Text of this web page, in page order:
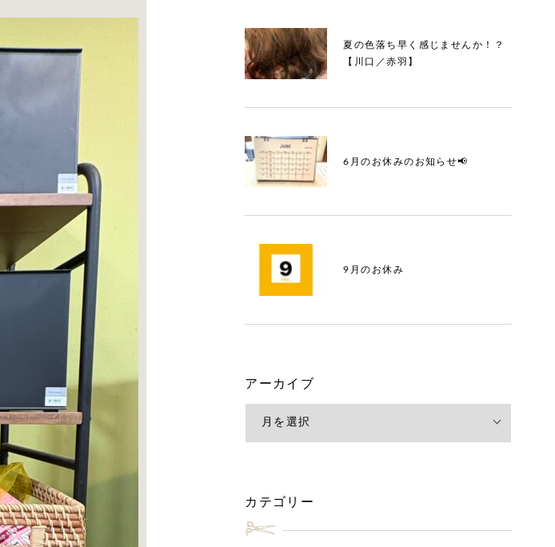
夏の色落ち早く感じませんか！？
【川口／赤羽】
6月のお休みのお知らせ📢
9月のお休み
アーカイブ
カテゴリー